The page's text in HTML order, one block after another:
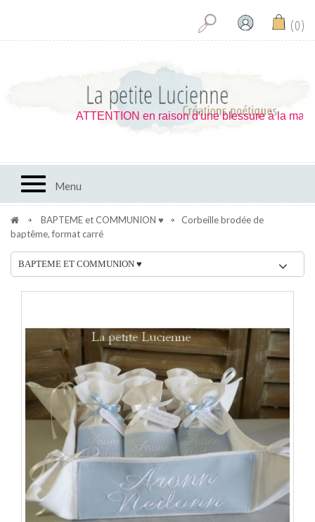
0
Toggle navigation
Menu
ATTENTION en raison d'une blessure à la main
BAPTEME et COMMUNION ♥
Corbeille brodée de
baptême, format carré
BAPTEME ET COMMUNION ♥